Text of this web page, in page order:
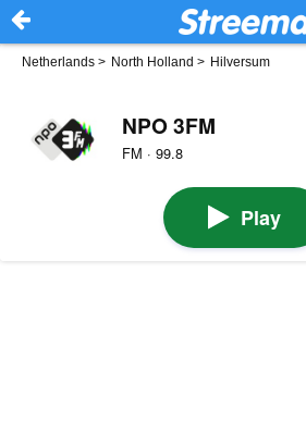
Netherlands > North Holland > Hilversum
NPO 3FM
FM · 99.8
Play